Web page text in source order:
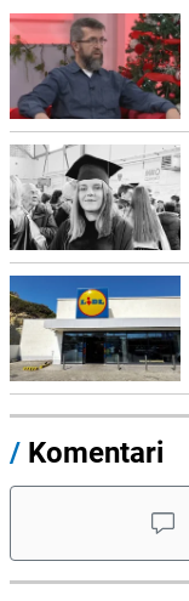
/ Komentari